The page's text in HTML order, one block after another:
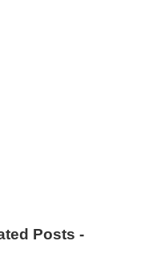
Posts -